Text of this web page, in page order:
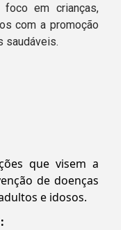
em crianças,
com a promoção
saudáveis.
que visem a
de doenças
e idosos.